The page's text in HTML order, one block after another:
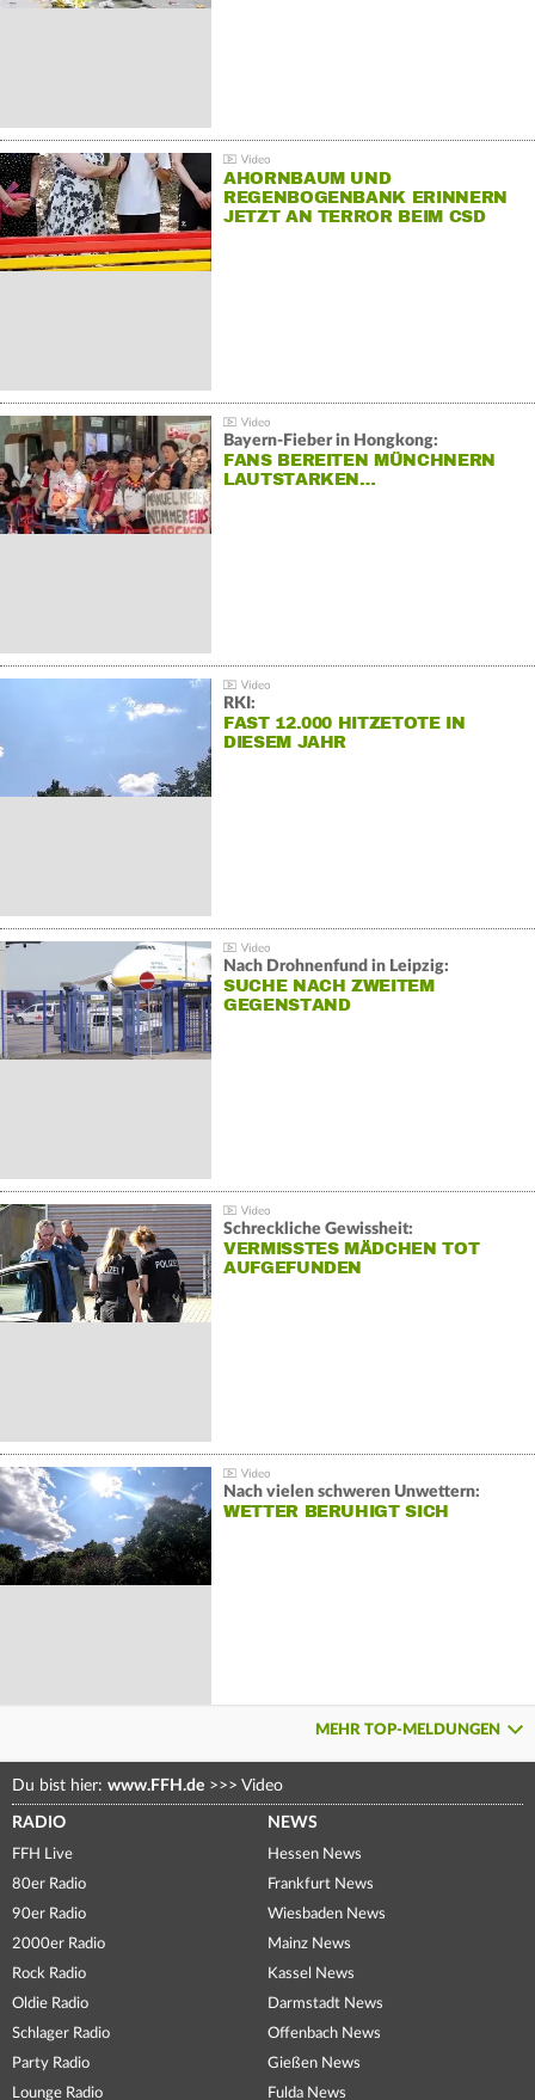
AHORNBAUM UND
REGENBOGENBANK ERINNERN
JETZT AN TERROR BEIM CSD
Bayern-Fieber in Hongkong:
FANS BEREITEN MÜNCHNERN
LAUTSTARKEN…
RKI:
FAST 12.000 HITZETOTE IN
DIESEM JAHR
Nach Drohnenfund in Leipzig:
SUCHE NACH ZWEITEM
GEGENSTAND
Schreckliche Gewissheit:
VERMISSTES MÄDCHEN TOT
AUFGEFUNDEN
Nach vielen schweren Unwettern:
WETTER BERUHIGT SICH
MEHR TOP-MELDUNGEN
Du bist hier: www.FFH.de >>> Video
RADIO
FFH Live
80er Radio
90er Radio
2000er Radio
Rock Radio
Oldie Radio
Schlager Radio
Party Radio
Lounge Radio
NEWS
Hessen News
Frankfurt News
Wiesbaden News
Mainz News
Kassel News
Darmstadt News
Offenbach News
Gießen News
Fulda News